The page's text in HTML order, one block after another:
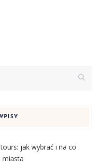
jak wybrać i na co
miasta